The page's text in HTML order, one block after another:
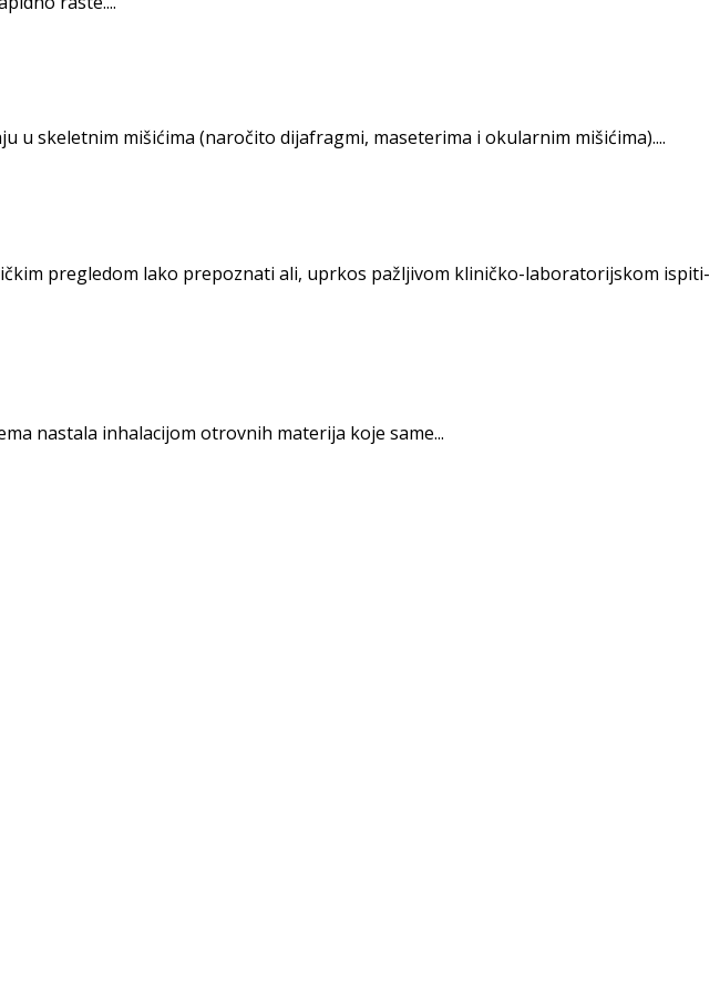
skeletnim mišićima (naročito dija­fragmi, maseterima i okularnim mišićima)....
pregledom lako prepoznati ali, uprkos pažljivom kliničko-laboratorijskom ispiti­
nastala inhalacijom otrovnih materija koje same...